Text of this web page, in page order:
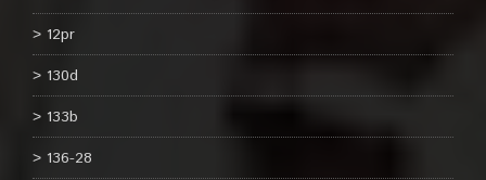
12pr
130d
133b
136-28